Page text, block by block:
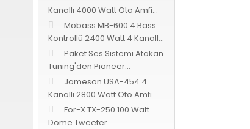
Kanallı 4000 Watt Oto Amfi
Bass Kontrollü
Mobass MB-600.4 Bass
Kontrollü 2400 Watt 4 Kanallı
Oto Amfi
Paket Ses Sistemi Atakan
Tuning'den Pioneer
Cadence Jameson
Jameson USA-454 4
Kanallı 2800 Watt Oto Amfi
Bass Kontrollü
For-X TX-250 100 Watt
Dome Tweeter